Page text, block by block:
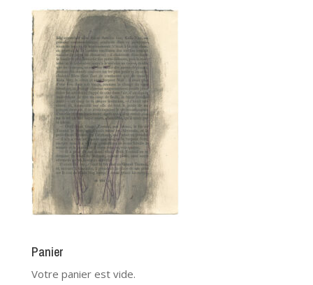
Panier
Votre panier est vide.